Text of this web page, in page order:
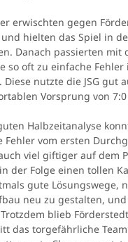
erwischten gegen
hielten das Spiel in
Danach passierten mit
so oft zu einfache Fehler
Diese nutzte die JSG gut
Vorsprung von
Halbzeitanalyse
Fehler vom ersten
viel giftiger auf dem
der Folge einen tollen
gute Lösungswege,
neu zu gestalten,
blieb
das torgefährliche